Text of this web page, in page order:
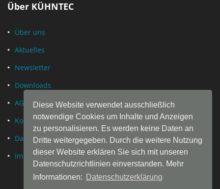
Diese Website verwendet ausschließlich
notwendige Cookies um Inhalte und Anzeigen
zu personalisieren. Es werden keine Daten an
Dritte weitergegeben. Durch die weitere Nutzung
dieser Website erklären Sie sich mit unseren
Datenschutzrichtlinien einverstanden. Mehr
Informationen:
Datenschutzerklärung
Über KÜHNTEC
Über uns
Aktuelles
Newsletter
Downloads
AGB
Kontakt
Datenschutz
Impressum